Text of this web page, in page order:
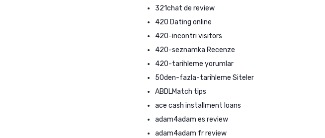
321chat de review
420 Dating online
420-incontri visitors
420-seznamka Recenze
420-tarihleme yorumlar
50den-fazla-tarihleme Siteler
ABDLMatch tips
ace cash installment loans
adam4adam es review
adam4adam fr review